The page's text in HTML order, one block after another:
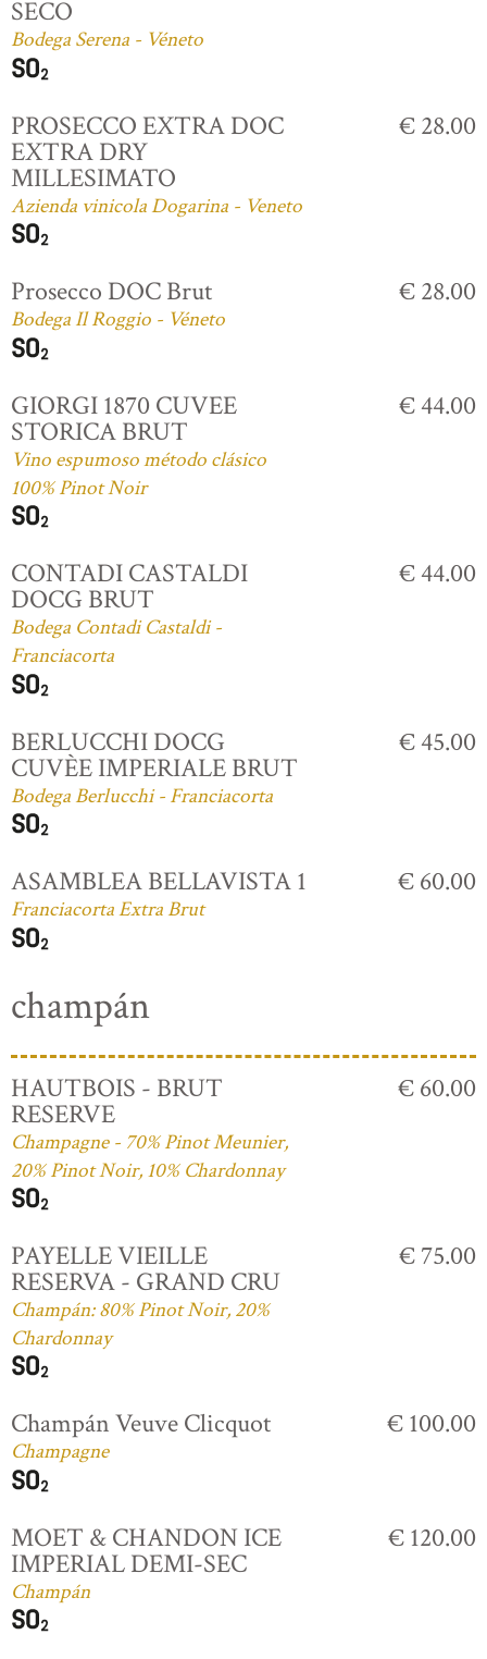
SECO
Bodega Serena - Véneto
PROSECCO EXTRA DOC
EXTRA DRY
MILLESIMATO
Azienda vinicola Dogarina - Veneto
€ 28.00
Prosecco DOC Brut
Bodega Il Roggio - Véneto
€ 28.00
GIORGI 1870 CUVEE
STORICA BRUT
Vino espumoso método clásico
100% Pinot Noir
€ 44.00
CONTADI CASTALDI
DOCG BRUT
Bodega Contadi Castaldi -
Franciacorta
€ 44.00
BERLUCCHI DOCG
CUVÈE IMPERIALE BRUT
Bodega Berlucchi - Franciacorta
€ 45.00
ASAMBLEA BELLAVISTA 1
Franciacorta Extra Brut
€ 60.00
champán
HAUTBOIS - BRUT
RESERVE
Champagne - 70% Pinot Meunier,
20% Pinot Noir, 10% Chardonnay
€ 60.00
PAYELLE VIEILLE
RESERVA - GRAND CRU
Champán: 80% Pinot Noir, 20%
Chardonnay
€ 75.00
Champán Veuve Clicquot
Champagne
€ 100.00
MOET & CHANDON ICE
IMPERIAL DEMI-SEC
Champán
€ 120.00